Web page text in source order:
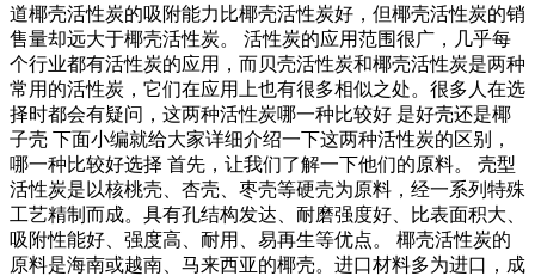
道椰壳活性炭的吸附能力比椰壳活性炭好，但椰壳活性炭的销
售量却远大于椰壳活性炭。 活性炭的应用范围很广，几乎每
个行业都有活性炭的应用，而贝壳活性炭和椰壳活性炭是两种
常用的活性炭，它们在应用上也有很多相似之处。很多人在选
择时都会有疑问，这两种活性炭哪一种比较好 是好壳还是椰
子壳 下面小编就给大家详细介绍一下这两种活性炭的区别，
哪一种比较好选择 首先，让我们了解一下他们的原料。 壳型
活性炭是以核桃壳、杏壳、枣壳等硬壳为原料，经一系列特殊
工艺精制而成。具有孔结构发达、耐磨强度好、比表面积大、
吸附性能好、强度高、耐用、易再生等优点。 椰壳活性炭的
原料是海南或越南、马来西亚的椰壳。进口材料多为进口，成